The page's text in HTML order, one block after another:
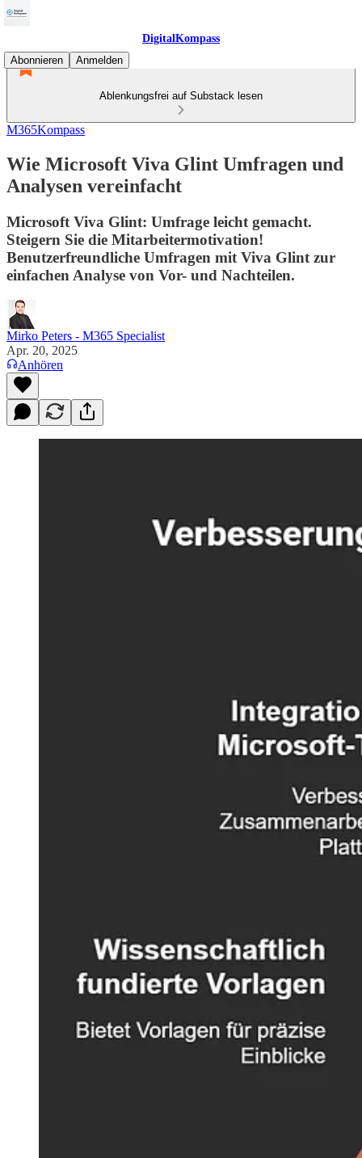
DigitalKompass
Abonnieren
Anmelden
Ablenkungsfrei auf Substack lesen
M365Kompass
Wie Microsoft Viva Glint Umfragen und
Analysen vereinfacht
Microsoft Viva Glint: Umfrage leicht gemacht.
Steigern Sie die Mitarbeitermotivation!
Benutzerfreundliche Umfragen mit Viva Glint zur
einfachen Analyse von Vor- und Nachteilen.
Mirko Peters - M365 Specialist
Apr. 20, 2025
Anhören